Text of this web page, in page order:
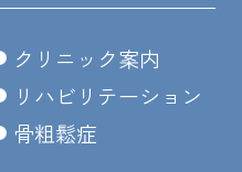
クリニック案内
リハビリテーション
骨粗鬆症